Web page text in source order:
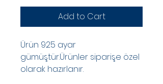
Add to Cart
Ürün 925 ayar
gümüştür.Ürünler siparişe özel
olarak hazırlanır.